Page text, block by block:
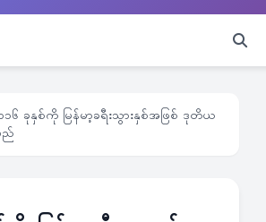
၀၁၆ ခုနှစ်ကို မြန်မာ့ခရီးသွားနှစ်အဖြစ် ဒုတိယ
ည်